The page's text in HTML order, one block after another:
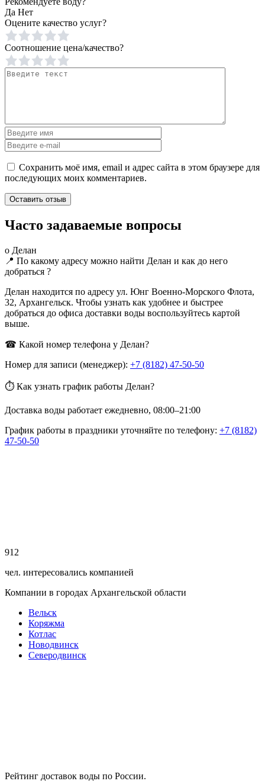
Да Нет
Оцените качество услуг?
Соотношение цена/качество?
Сохранить моё имя, email и адрес сайта в этом браузере для
последующих моих комментариев.
Часто задаваемые вопросы
о Делан
📍 По какому адресу можно найти Делан и как до него
добраться ?
Делан находится по адресу ул. Юнг Военно-Морского Флота,
32, Архангельск. Чтобы узнать как удобнее и быстрее
добраться до офиса доставки воды воспользуйтесь картой
выше.
☎ Какой номер телефона у Делан?
Номер для записи (менеджер): +7 (8182) 47-50-50
⏱ Как узнать график работы Делан?
Доставка воды работает ежедневно, 08:00–21:00
График работы в праздники уточняйте по телефону: +7 (8182)
47-50-50
912
чел. интересовались компанией
Компании в городах Архангельской области
Вельск
Коряжма
Котлас
Новодвинск
Северодвинск
Рейтинг доставок воды по России.